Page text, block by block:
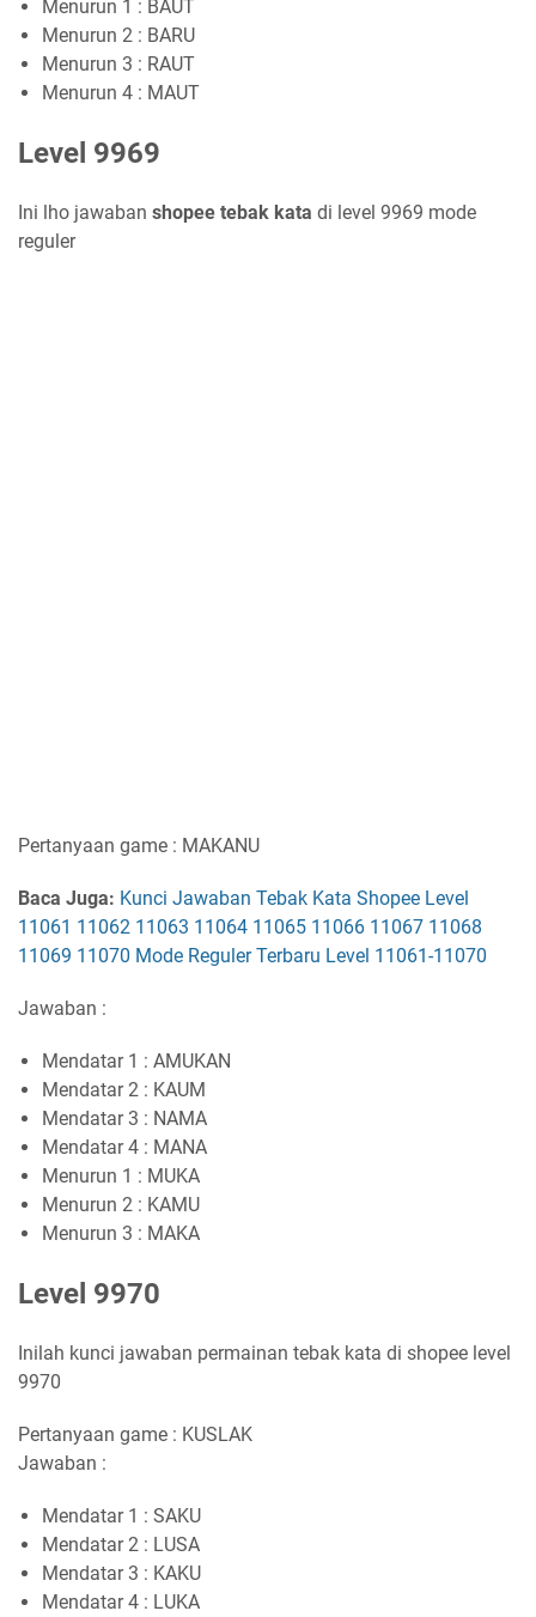
Menurun 1 : BAUT
Menurun 2 : BARU
Menurun 3 : RAUT
Menurun 4 : MAUT
Level 9969
Ini lho jawaban shopee tebak kata di level 9969 mode
reguler
Pertanyaan game : MAKANU
Baca Juga: Kunci Jawaban Tebak Kata Shopee Level
11061 11062 11063 11064 11065 11066 11067 11068
11069 11070 Mode Reguler Terbaru Level 11061-11070
Jawaban :
Mendatar 1 : AMUKAN
Mendatar 2 : KAUM
Mendatar 3 : NAMA
Mendatar 4 : MANA
Menurun 1 : MUKA
Menurun 2 : KAMU
Menurun 3 : MAKA
Level 9970
Inilah kunci jawaban permainan tebak kata di shopee level
9970
Pertanyaan game : KUSLAK
Jawaban :
Mendatar 1 : SAKU
Mendatar 2 : LUSA
Mendatar 3 : KAKU
Mendatar 4 : LUKA